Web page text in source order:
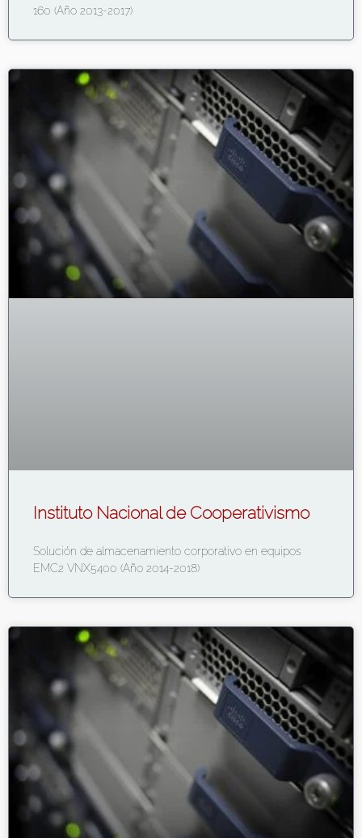
160 (Año 2013-2017)
Instituto Nacional de Cooperativismo
Solución de almacenamiento corporativo en equipos
EMC2 VNX5400 (Año 2014-2018)